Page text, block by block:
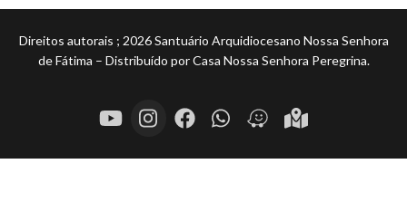
Direitos autorais ; 2026 Santuário Arquidiocesano Nossa Senhora
de Fátima – Distribuído por Casa Nossa Senhora Peregrina.